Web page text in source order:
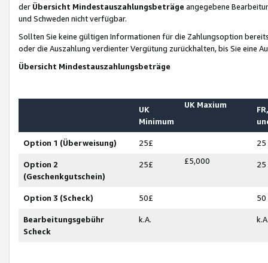
der Übersicht Mindestauszahlungsbeträge angegebene
und Schweden nicht verfügbar.
Sollten Sie keine gültigen Informationen für die Zahlungsoption
oder die Auszahlung verdienter Vergütung zurückhalten, bis Sie
Übersicht Mindestauszahlungsbeträge
UK
Minimum
UK Maxium
Option 1 (Überweisung) 25£ 25
Option 2
(Geschenkgutschein)
25£ £5,000 25
Option 3 (Scheck) 50£ 50
Bearbeitungsgebühr
Scheck
k.A.